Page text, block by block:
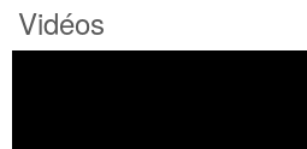
Vidéos